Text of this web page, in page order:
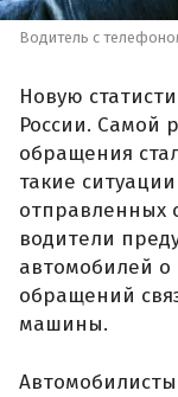
Водитель с
Новую
России. Самой
обращения
такие
отправленных
водители
автомобилей
обращений
машины.